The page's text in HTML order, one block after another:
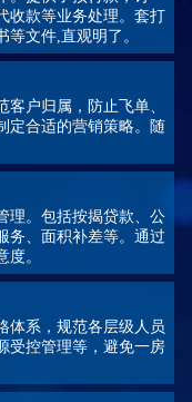
收款等业务处理。套打
等文件,直观明了。
户归属，防止飞单、
定合适的营销策略。随
理。包括按揭贷款、公
务、面积补差等。通过
度。
体系，规范各层级人员
受控管理等，避免一房